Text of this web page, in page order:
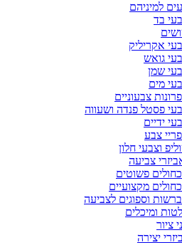
למיניהם
בד
אקריליק
גואש
שמן
מים
צבעוניים
פסטל פנדה ושעווה
ידיים
צבע
וצבעי חלון
צביעה
פשוטים
מקצועיים
וספוגים לצביעה
ומיכלים
ציור
יצירה